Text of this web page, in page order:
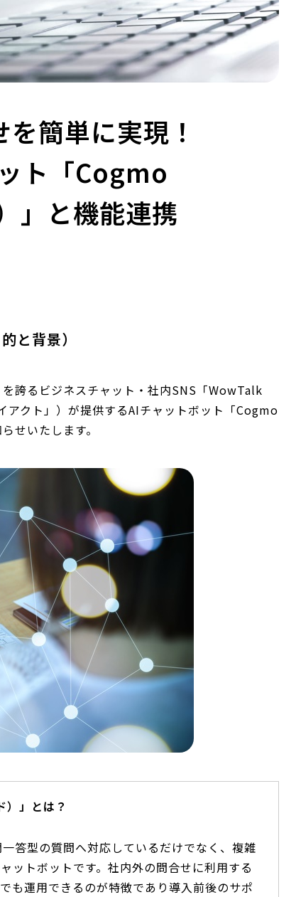
簡単に実現！
ト「Cogmo
」と機能連携
と背景）
誇るビジネスチャット・社内SNS「WowTalk
アクト」）が提供するAIチャットボット「Cogmo
せいたします。
」とは？
答型の質問へ対応しているだけでなく、複雑
ットボットです。社内外の問合せに利用する
も運用できるのが特徴であり導入前後のサポ